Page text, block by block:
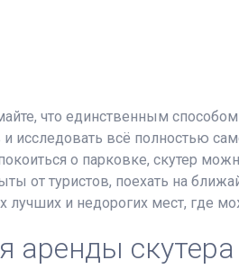
что единственным
исследовать всё полностью
о парковке, скутер
от туристов, поехать на
лучших и недорогих мест, где
аренды скутера